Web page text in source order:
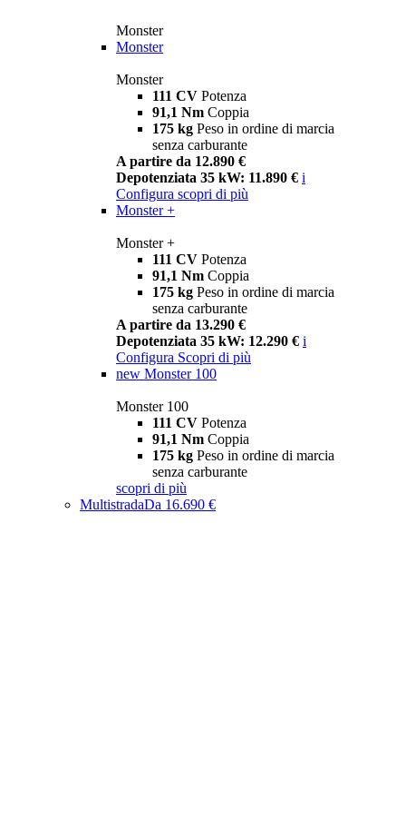
Monster
Monster
Monster
111 CV Potenza
91,1 Nm Coppia
175 kg Peso in ordine di marcia
senza carburante
A partire da 12.890 €
Depotenziata 35 kW: 11.890 € i
Configura scopri di più
Monster +
Monster +
111 CV Potenza
91,1 Nm Coppia
175 kg Peso in ordine di marcia
senza carburante
A partire da 13.290 €
Depotenziata 35 kW: 12.290 € i
Configura Scopri di più
new Monster 100
Monster 100
111 CV Potenza
91,1 Nm Coppia
175 kg Peso in ordine di marcia
senza carburante
scopri di più
MultistradaDa 16.690 €